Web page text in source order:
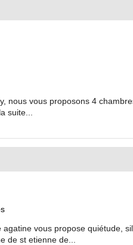
nous vous proposons 4
suite...
vous propose quiétude,
de st etienne de...